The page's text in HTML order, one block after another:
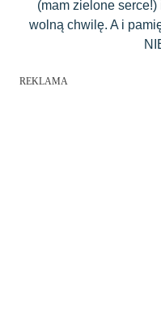
(mam zielone
wolną chwilę. A i
REKLAMA